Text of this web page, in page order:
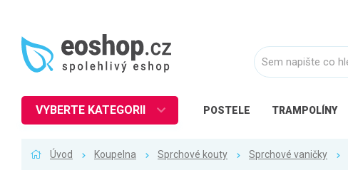
POSTELE TRAMPOLÍNY
VYBERTE KATEGORII
Úvod Koupelna Sprchové kouty Sprchové vaničky